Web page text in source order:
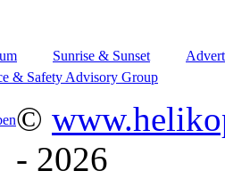
Sunrise & Sunset
& Safety Advisory Group
©
- 2026